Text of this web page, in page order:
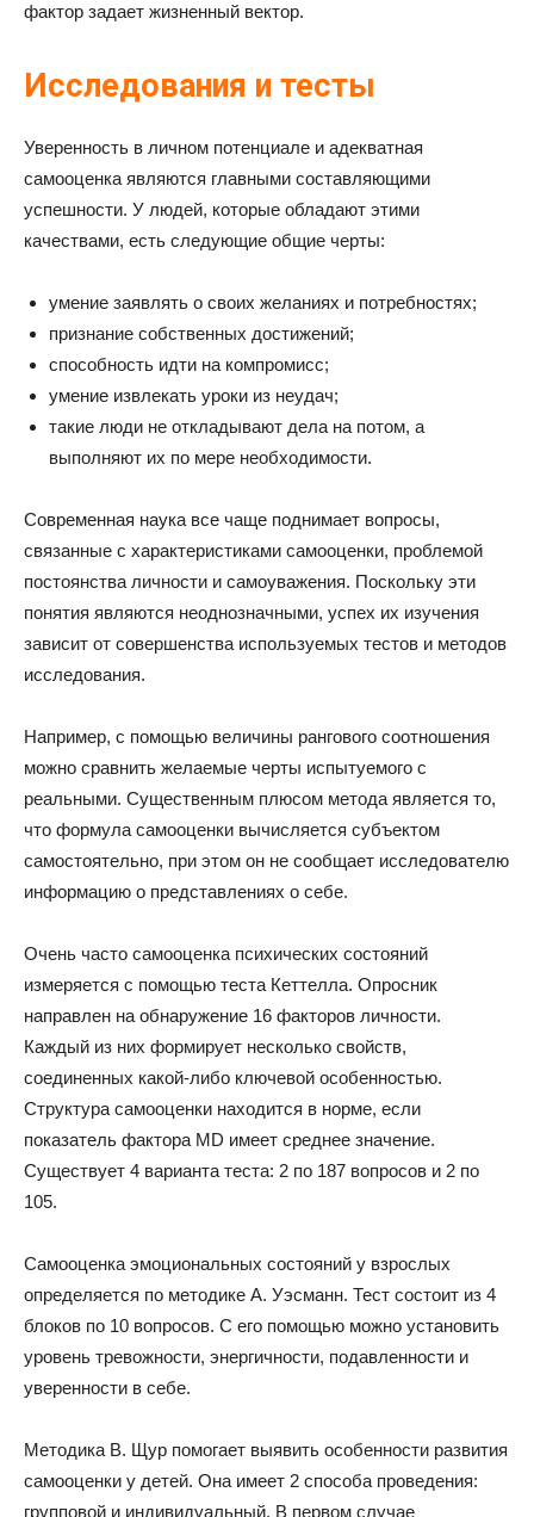
фактор задает жизненный вектор.
Исследования и тесты
Уверенность в личном потенциале и адекватная
самооценка являются главными составляющими
успешности. У людей, которые обладают этими
качествами, есть следующие общие черты:
умение заявлять о своих желаниях и потребностях;
признание собственных достижений;
способность идти на компромисс;
умение извлекать уроки из неудач;
такие люди не откладывают дела на потом, а
выполняют их по мере необходимости.
Современная наука все чаще поднимает вопросы,
связанные с характеристиками самооценки, проблемой
постоянства личности и самоуважения. Поскольку эти
понятия являются неоднозначными, успех их изучения
зависит от совершенства используемых тестов и методов
исследования.
Например, с помощью величины рангового соотношения
можно сравнить желаемые черты испытуемого с
реальными. Существенным плюсом метода является то,
что формула самооценки вычисляется субъектом
самостоятельно, при этом он не сообщает исследователю
информацию о представлениях о себе.
Очень часто самооценка психических состояний
измеряется с помощью теста Кеттелла. Опросник
направлен на обнаружение 16 факторов личности.
Каждый из них формирует несколько свойств,
соединенных какой-либо ключевой особенностью.
Структура самооценки находится в норме, если
показатель фактора MD имеет среднее значение.
Существует 4 варианта теста: 2 по 187 вопросов и 2 по
105.
Самооценка эмоциональных состояний у взрослых
определяется по методике А. Уэсманн. Тест состоит из 4
блоков по 10 вопросов. С его помощью можно установить
уровень тревожности, энергичности, подавленности и
уверенности в себе.
Методика В. Щур помогает выявить особенности развития
самооценки у детей. Она имеет 2 способа проведения:
групповой и индивидуальный. В первом случае